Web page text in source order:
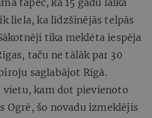
tāpēc, ka 15 gadu laikā
liela, ka līdzšinējās telpās
tika meklēta iespēja
taču ne tālāk par 30
saglabājot Rīgā.
kam dot pievienoto
Ogrē, šo novadu izmeklējis